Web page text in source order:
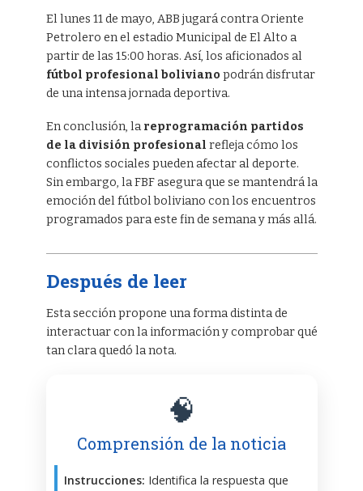
El lunes 11 de mayo, ABB jugará contra Oriente
Petrolero en el estadio Municipal de El Alto a
partir de las 15:00 horas. Así, los aficionados al
fútbol profesional boliviano podrán disfrutar
de una intensa jornada deportiva.
En conclusión, la reprogramación partidos
de la división profesional refleja cómo los
conflictos sociales pueden afectar al deporte.
Sin embargo, la FBF asegura que se mantendrá la
emoción del fútbol boliviano con los encuentros
programados para este fin de semana y más allá.
Después de leer
Esta sección propone una forma distinta de
interactuar con la información y comprobar qué
tan clara quedó la nota.
🧠
Comprensión de la noticia
Instrucciones: Identifica la respuesta que